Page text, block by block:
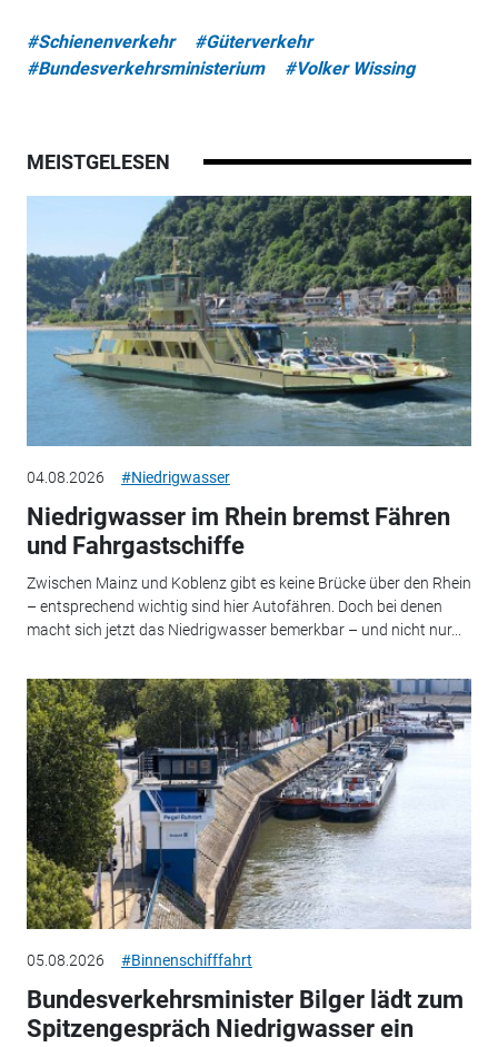
#Schienenverkehr
#Güterverkehr
#Bundesverkehrsministerium
#Volker Wissing
MEISTGELESEN
04.08.2026 #Niedrigwasser
Niedrigwasser im Rhein bremst Fähren
und Fahrgastschiffe
Zwischen Mainz und Koblenz gibt es keine Brücke über den Rhein
– entsprechend wichtig sind hier Autofähren. Doch bei denen
macht sich jetzt das Niedrigwasser bemerkbar – und nicht nur...
05.08.2026 #Binnenschifffahrt
Bundesverkehrsminister Bilger lädt zum
Spitzengespräch Niedrigwasser ein